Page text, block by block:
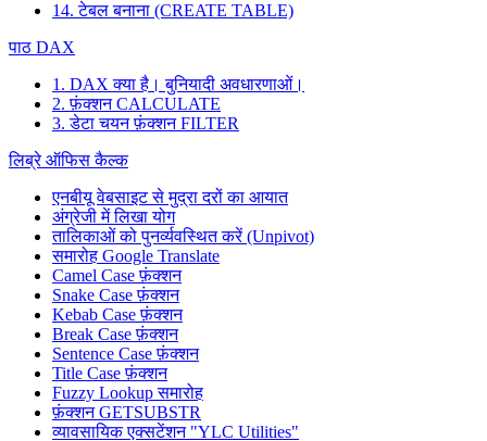
14. टेबल बनाना (CREATE TABLE)
पाठ DAX
1. DAX क्या है। बुनियादी अवधारणाओं।
2. फ़ंक्शन CALCULATE
3. डेटा चयन फ़ंक्शन FILTER
लिब्रे ऑफिस कैल्क
एनबीयू वेबसाइट से मुद्रा दरों का आयात
अंग्रेजी में लिखा योग
तालिकाओं को पुनर्व्यवस्थित करें (Unpivot)
समारोह Google Translate
Camel Case फ़ंक्शन
Snake Case फ़ंक्शन
Kebab Case फ़ंक्शन
Break Case फ़ंक्शन
Sentence Case फ़ंक्शन
Title Case फ़ंक्शन
Fuzzy Lookupसमारोह
फ़ंक्शन GETSUBSTR
व्यावसायिक एक्सटेंशन "YLC Utilities"